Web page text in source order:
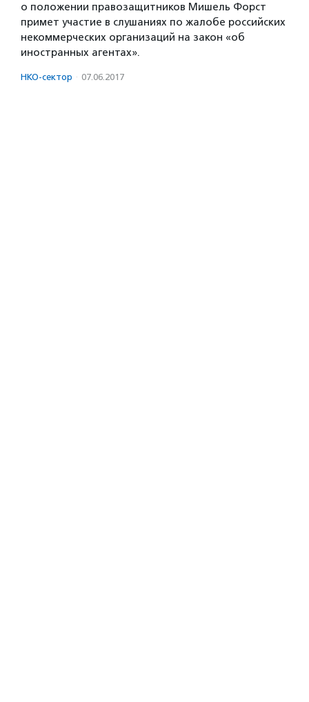
о положении правозащитников Мишель Форст
примет участие в слушаниях по жалобе российских
некоммерческих организаций на закон «об
иностранных агентах».
НКО-сектор · 07.06.2017